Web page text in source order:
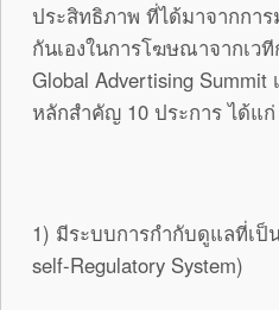
ประสิทธิภาพ ที่ได้มาจากกา
กันเองในการโฆษณาจากเว
Global Advertising
หลักสำคัญ 10 ประการ ได้แก่
1) มีระบบการกำกับดูแลที่เป็
self-Regulatory System)